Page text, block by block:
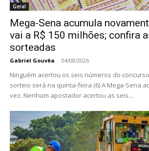
Geral
Mega-Sena acumula
vai a R$ 150 milhões; confira
sorteadas
Gabriel Gouvêa - 04/08/2026
Ninguém acertou os seis números do
sorteio será na quinta-feira (6) A Mega-Sena
vez. Nenhum apostador acertou as seis...